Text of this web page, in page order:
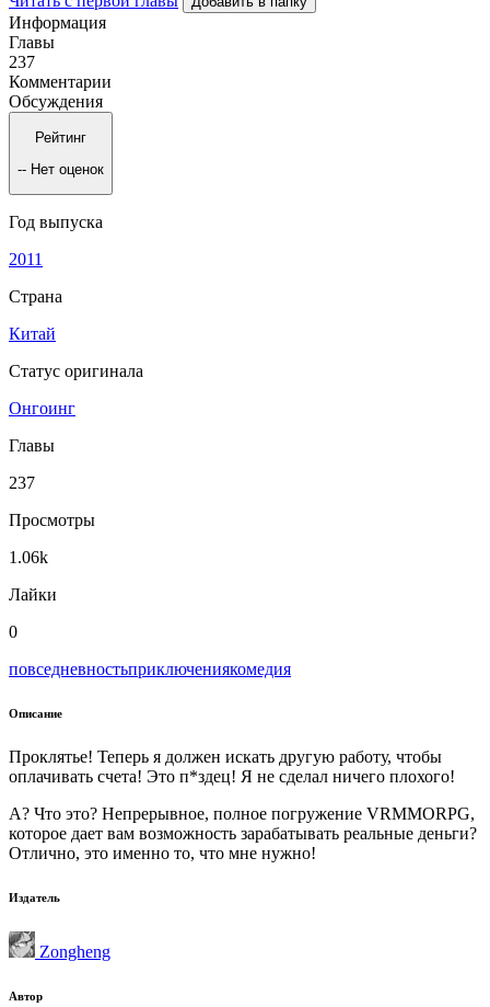
Информация
Главы
237
Комментарии
Обсуждения
Рейтинг
-- Нет оценок
Год выпуска
2011
Страна
Китай
Статус оригинала
Онгоинг
Главы
237
Просмотры
1.06k
Лайки
0
повседневностьприключениякомедия
Описание
Проклятье! Теперь я должен искать другую работу, чтобы
оплачивать счета! Это п*здец! Я не сделал ничего плохого!
А? Что это? Непрерывное, полное погружение VRMMORPG,
которое дает вам возможность зарабатывать реальные деньги?
Отлично, это именно то, что мне нужно!
Издатель
Zongheng
Автор